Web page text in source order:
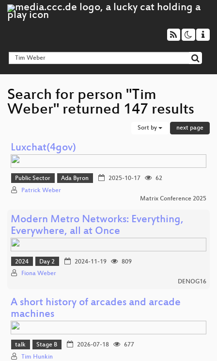
Search for person "Tim
Weber" returned 147 results
Sort by next page
Luxchat(4gov)
Public Sector Ada Byron 2025-10-17
62
Patrick Weber
Matrix Conference 2025
Modern Metro Networks: Everything,
Everywhere, all at Once
2024 Day 2 2024-11-19
809
Fiona Weber
DENOG16
A short history of arcades and arcade
machines
talk Stage B 2026-07-18
677
Tim Hunkin